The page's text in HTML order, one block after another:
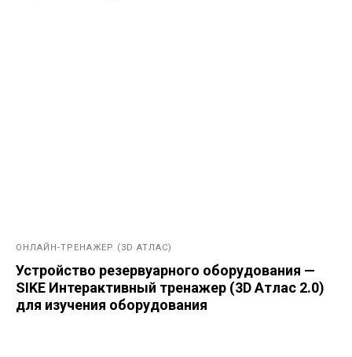
ОНЛАЙН-ТРЕНАЖЕР (3D АТЛАС)
Устройство резервуарного оборудования —
SIKE Интерактивный тренажер (3D Атлас 2.0)
для изучения оборудования